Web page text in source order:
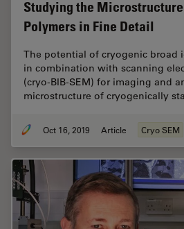
Studying the
Polymers in Fine Detail
The potential of cryogenic broad
in combination with scanning
(cryo-BIB-SEM) for imaging and
microstructure of cryogenically
Oct 16, 2019 Article Cryo SEM